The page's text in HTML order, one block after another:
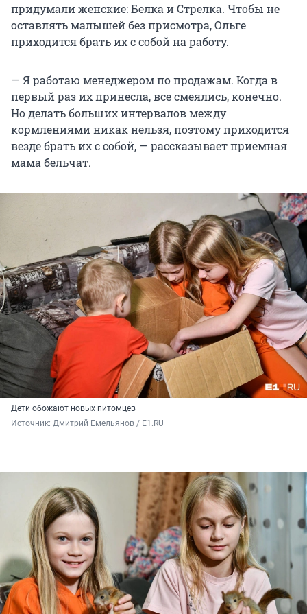
придумали женские: Белка и Стрелка. Чтобы не
оставлять малышей без присмотра, Ольге
приходится брать их с собой на работу.
— Я работаю менеджером по продажам. Когда в
первый раз их принесла, все смеялись, конечно.
Но делать больших интервалов между
кормлениями никак нельзя, поэтому приходится
везде брать их с собой, — рассказывает приемная
мама бельчат.
Дети обожают новых питомцев
Источник: Дмитрий Емельянов / E1.RU